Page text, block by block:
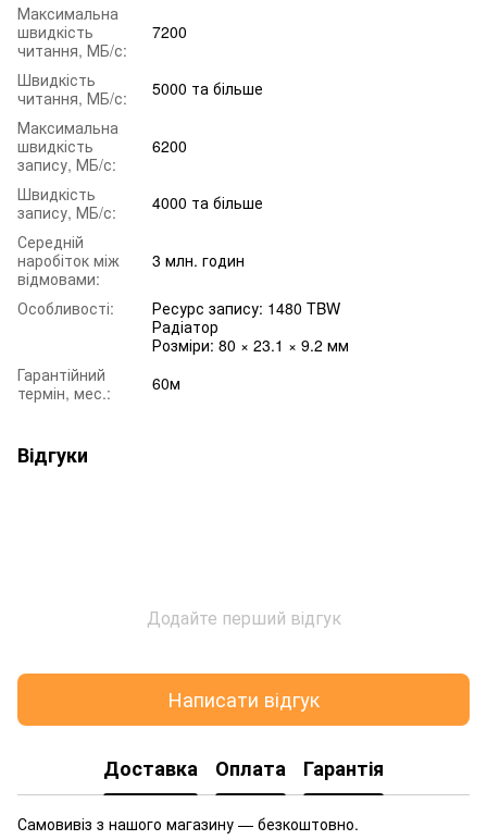
Максимальна
швидкість
читання, МБ/с:
7200
Швидкість
читання, МБ/с:
5000 та більше
Максимальна
швидкість
запису, МБ/с:
6200
Швидкість
запису, МБ/с:
4000 та більше
Середній
наробіток між
відмовами:
3 млн. годин
Особливості:
Ресурс запису: 1480 TBW
Радіатор
Розміри: 80 × 23.1 × 9.2 мм
Гарантійний
термін, мес.:
60м
Відгуки
Додайте перший відгук
Написати відгук
Доставка Оплата Гарантія
Самовивіз з нашого магазину — безкоштовно.